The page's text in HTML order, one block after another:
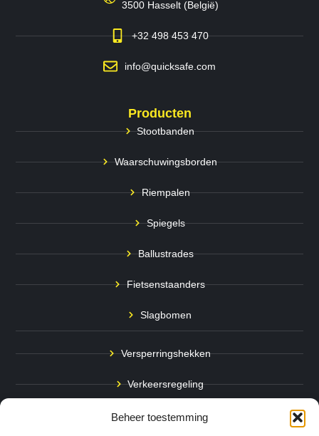
Beheer toestemming
3500 Hasselt (België)
+32 498 453 470
info@quicksafe.com
Producten
Stootbanden
Waarschuwingsborden
Riempalen
Spiegels
Ballustrades
Fietsenstaanders
Slagbomen
Versperringshekken
Verkeersregeling
Stadspalen